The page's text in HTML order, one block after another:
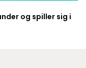
og spiller sig i